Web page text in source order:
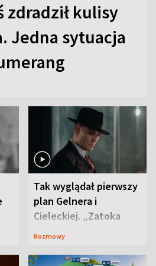
zdradził kulisy
Jedna sytuacja
Tak wyglądał pierwszy
plan Gelnera i
Cieleckiej. „Zatoka
szpiegów” od razu ich
Rozmowy